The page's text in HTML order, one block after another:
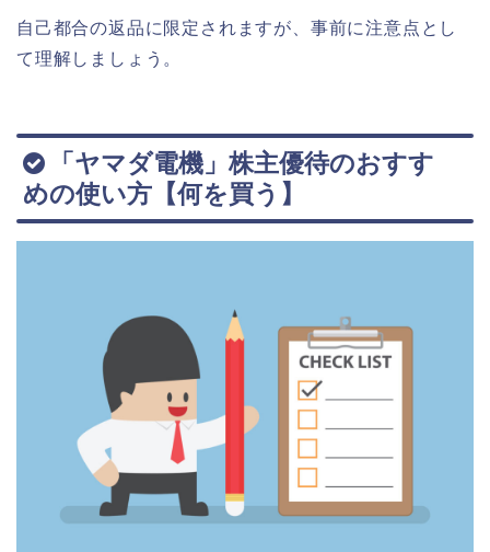
自己都合の返品に限定されますが、事前に注意点とし
て理解しましょう。
「ヤマダ電機」株主優待のおすす
めの使い方【何を買う】